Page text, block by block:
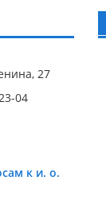
27
к и. о.